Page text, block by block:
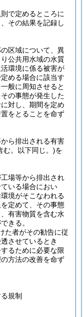
で定めるところに
その結果を記録し
区域について、異
公共用水域の水質
環境に係る被害が
める場合に該当す
般に周知させると
の事態が発生した
対し、期間を定め
をとることを命ず
ら排出される有害
む。以下同じ。)を
場等から排出され
いる場合におい
境がそこなわれる
定めて、その事態
有害物質を含む水
きる。
た者がその勧告に従
させているとき
るために必要な限
方法の改善を命ず
規制